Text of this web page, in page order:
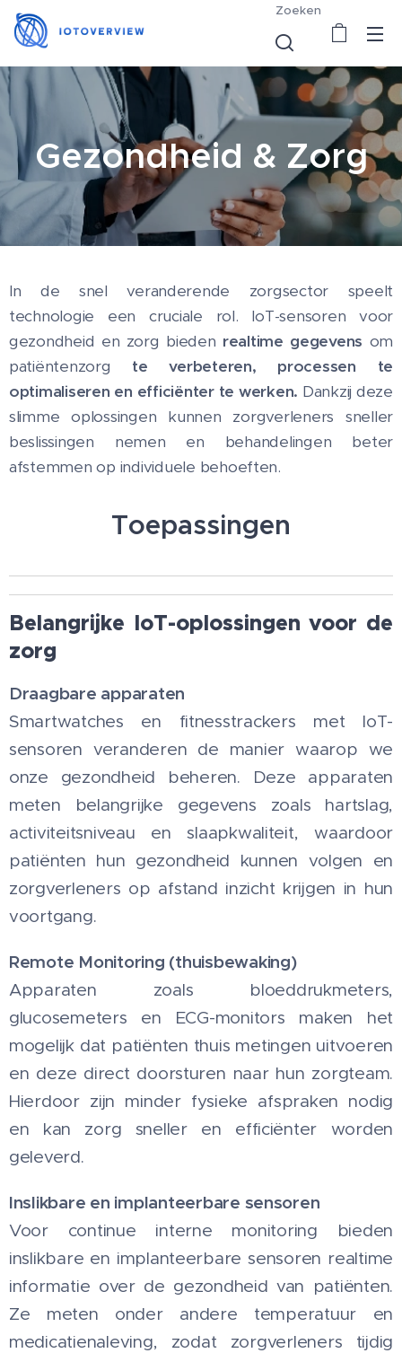
Zoeken
Gezondheid & Zorg
In de snel veranderende zorgsector speelt
technologie een cruciale rol. IoT-sensoren voor
gezondheid en zorg bieden realtime gegevens om
patiëntenzorg te verbeteren, processen te
optimaliseren en efficiënter te werken. Dankzij deze
slimme oplossingen kunnen zorgverleners sneller
beslissingen nemen en behandelingen beter
afstemmen op individuele behoeften.
Toepassingen
Belangrijke IoT-oplossingen voor de
zorg
Draagbare apparaten
Smartwatches en fitnesstrackers met IoT-
sensoren veranderen de manier waarop we
onze gezondheid beheren. Deze apparaten
meten belangrijke gegevens zoals hartslag,
activiteitsniveau en slaapkwaliteit, waardoor
patiënten hun gezondheid kunnen volgen en
zorgverleners op afstand inzicht krijgen in hun
voortgang.
Remote Monitoring (thuisbewaking)
Apparaten zoals bloeddrukmeters,
glucosemeters en ECG-monitors maken het
mogelijk dat patiënten thuis metingen uitvoeren
en deze direct doorsturen naar hun zorgteam.
Hierdoor zijn minder fysieke afspraken nodig
en kan zorg sneller en efficiënter worden
geleverd.
Inslikbare en implanteerbare sensoren
Voor continue interne monitoring bieden
inslikbare en implanteerbare sensoren realtime
informatie over de gezondheid van patiënten.
Ze meten onder andere temperatuur en
medicatienaleving, zodat zorgverleners tijdig